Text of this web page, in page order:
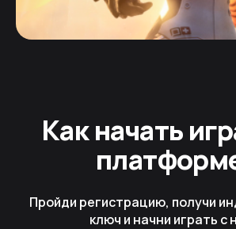
Как начать
Пройди регистрацию, получи
ключ и начни играть с